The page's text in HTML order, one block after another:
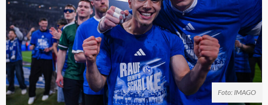
Foto: IMAGO